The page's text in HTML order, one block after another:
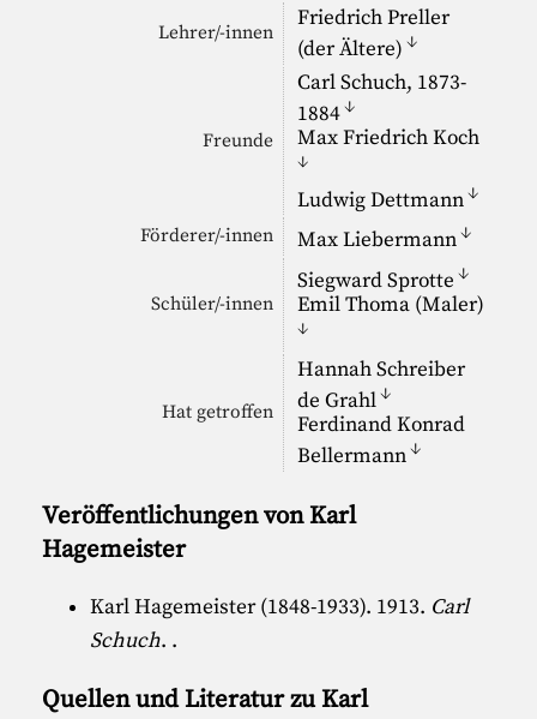
Lehrer/-innen
Friedrich Preller
(der Ältere) ↓
Freunde
Carl Schuch, 1873-
1884↓
Max Friedrich Koch
↓
Ludwig Dettmann↓
Förderer/-innen Max Liebermann↓
Schüler/-innen
Siegward Sprotte ↓
Emil Thoma (Maler)
↓
Hat getroffen
Hannah Schreiber
de Grahl↓
Ferdinand Konrad
Bellermann↓
Veröffentlichungen von Karl
Hagemeister
Karl Hagemeister (1848-1933). 1913. Carl
Schuch. .
Quellen und Literatur zu Karl